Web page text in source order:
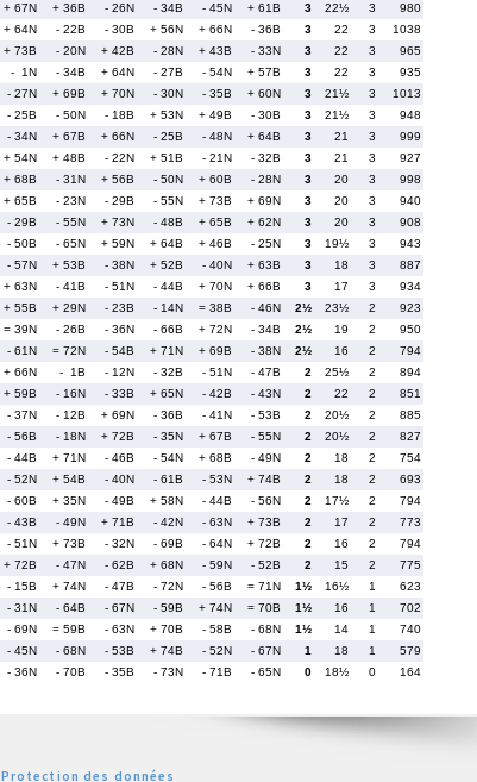
+ 67N + 36B - 26N - 34B - 45N + 61B 3 22½ 3
980
+ 64N - 22B - 30B + 56N + 66N - 36B 3 22 3
1038
+ 73B - 20N + 42B - 28N + 43B - 33N 3 22 3
965
- 1N - 34B + 64N - 27B - 54N + 57B 3 22 3
935
- 27N + 69B + 70N - 30N - 35B + 60N 3 21½ 3
1013
- 25B - 50N - 18B + 53N + 49B - 30B 3 21½ 3
948
- 34N + 67B + 66N - 25B - 48N + 64B 3 21 3
999
+ 54N + 48B - 22N + 51B - 21N - 32B 3 21 3
927
+ 68B - 31N + 56B - 50N + 60B - 28N 3 20 3
998
+ 65B - 23N - 29B - 55N + 73B + 69N 3 20 3
940
- 29B - 55N + 73N - 48B + 65B + 62N 3 20 3
908
- 50B - 65N + 59N + 64B + 46B - 25N 3 19½ 3
943
- 57N + 53B - 38N + 52B - 40N + 63B 3 18 3
887
+ 63N - 41B - 51N - 44B + 70N + 66B 3 17 3
934
+ 55B + 29N - 23B - 14N = 38B - 46N 2½ 23½ 2
923
= 39N - 26B - 36N - 66B + 72N - 34B 2½ 19 2
950
- 61N = 72N - 54B + 71N + 69B - 38N 2½ 16 2
794
+ 66N - 1B - 12N - 32B - 51N - 47B 2 25½ 2
894
+ 59B - 16N - 33B + 65N - 42B - 43N 2 22 2
851
- 37N - 12B + 69N - 36B - 41N - 53B 2 20½ 2
885
- 56B - 18N + 72B - 35N + 67B - 55N 2 20½ 2
827
- 44B + 71N - 46B - 54N + 68B - 49N 2 18 2
754
- 52N + 54B - 40N - 61B - 53N + 74B 2 18 2
693
- 60B + 35N - 49B + 58N - 44B - 56N 2 17½ 2
794
- 43B - 49N + 71B - 42N - 63N + 73B 2 17 2
773
- 51N + 73B - 32N - 69B - 64N + 72B 2 16 2
794
+ 72B - 47N - 62B + 68N - 59N - 52B 2 15 2
775
- 15B + 74N - 47B - 72N - 56B = 71N 1½ 16½ 1
623
- 31N - 64B - 67N - 59B + 74N = 70B 1½ 16 1
702
- 69N = 59B - 63N + 70B - 58B - 68N 1½ 14 1
740
- 45N - 68N - 53B + 74B - 52N - 67N 1 18 1
579
- 36N - 70B - 35B - 73N - 71B - 65N 0 18½ 0 164
Protection des données